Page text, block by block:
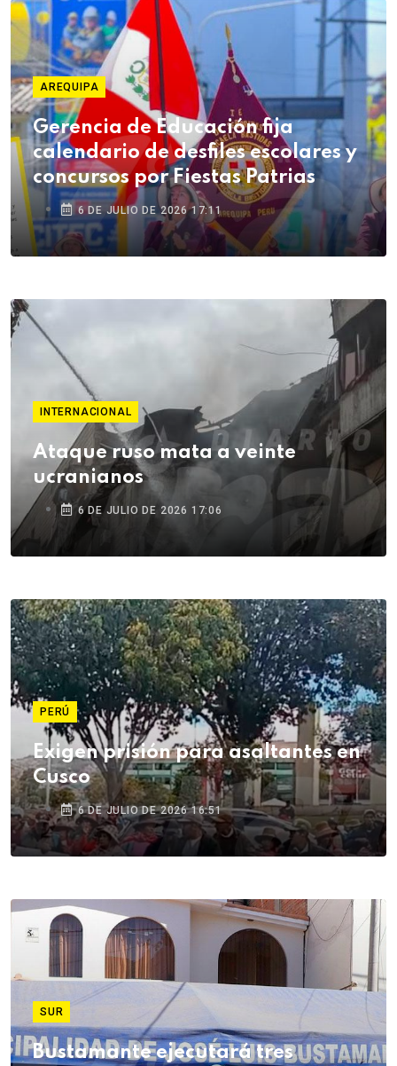
AREQUIPA
Gerencia de Educación fija
calendario de desfiles escolares y
concursos por Fiestas Patrias
6 DE JULIO DE 2026 17:11
INTERNACIONAL
Ataque ruso mata a veinte
ucranianos
6 DE JULIO DE 2026 17:06
PERÚ
Exigen prisión para asaltantes en
Cusco
6 DE JULIO DE 2026 16:51
SUR
Bustamante ejecutará tres